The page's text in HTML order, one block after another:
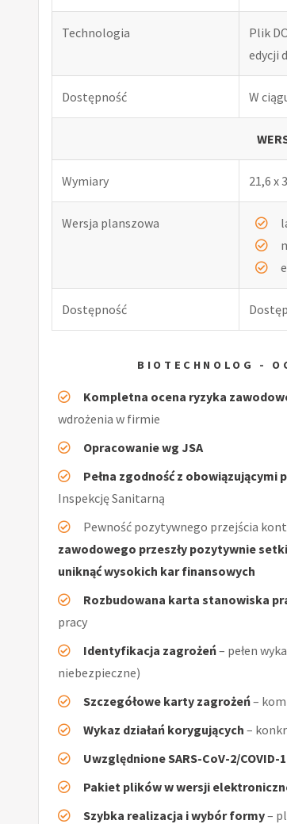
Technologia
Plik
edycji
Dostępność W
Wymiary 21,6 x
Wersja planszowa
Dostępność
BIOTECHNOLOG -
Kompletna ocena ryzyka
wdrożenia w firmie
Opracowanie wg JSA
Pełna zgodność z obowiązującymi
Inspekcję Sanitarną
Pewność pozytywnego przejścia
zawodowego przeszły pozytywnie
uniknąć wysokich kar finansowych
Rozbudowana karta stanowiska
pracy
Identyfikacja zagrożeń– pełen
niebezpieczne)
Szczegółowe karty zagrożeń–
Wykaz działań korygujących –
Uwzględnione SARS-CoV-2/COVID-
Pakiet plików w wersji
Szybka realizacja i wybór formy–